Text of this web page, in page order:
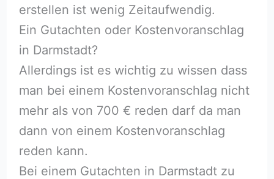
erstellen ist wenig Zeitaufwendig.
Ein Gutachten oder Kostenvoranschlag
in Darmstadt?
Allerdings ist es wichtig zu wissen dass
man bei einem Kostenvoranschlag nicht
mehr als von 700 € reden darf da man
dann von einem Kostenvoranschlag
reden kann.
Bei einem Gutachten in Darmstadt zu